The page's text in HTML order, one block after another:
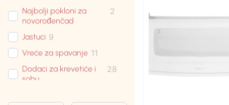
Najbolji pokloni za
novorođenčad
2
Jastuci 9
Vreće za spavanje 11
Dodaci za krevetiće i
sobu
28